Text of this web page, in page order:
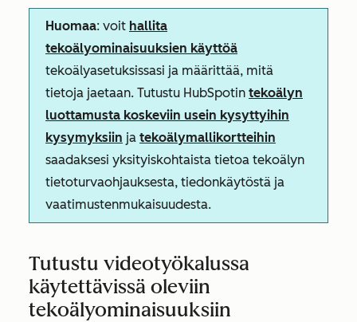
Huomaa: voit hallita
tekoälyominaisuuksien käyttöä
tekoälyasetuksissasi ja määrittää, mitä
tietoja jaetaan. Tutustu HubSpotin tekoälyn
luottamusta koskeviin usein kysyttyihin
kysymyksiin ja tekoälymallikortteihin
saadaksesi yksityiskohtaista tietoa tekoälyn
tietoturvaohjauksesta, tiedonkäytöstä ja
vaatimustenmukaisuudesta.
Tutustu videotyökalussa
käytettävissä oleviin
tekoälyominaisuuksiin